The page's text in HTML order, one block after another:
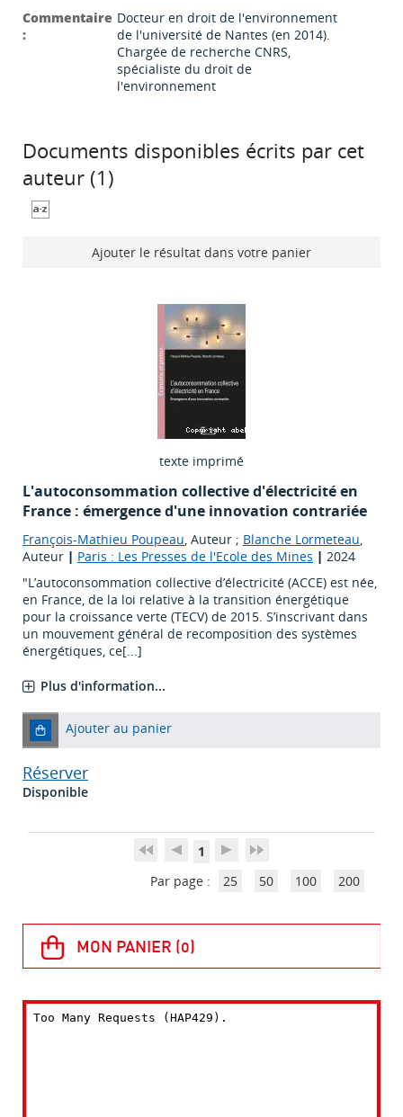
Commentaire
:
Docteur en droit de l'environnement
de l'université de Nantes (en 2014).
Chargée de recherche CNRS,
spécialiste du droit de
l'environnement
Documents disponibles écrits par cet
auteur (1 )
Ajouter le résultat dans votre panier
texte imprimé
L'autoconsommation collective d'électricité en
France : émergence d'une innovation contrariée
François-Mathieu Poupeau, Auteur ; Blanche Lormeteau,
Auteur | Paris : Les Presses de l'Ecole des Mines | 2024
"L’autoconsommation collective d’électricité (ACCE) est née,
en France, de la loi relative à la transition énergétique
pour la croissance verte (TECV) de 2015. S’inscrivant dans
un mouvement général de recomposition des systèmes
énergétiques, ce[...]
Plus d'information...
Ajouter au panier
Réserver
Disponible
1
Par page :
25 50 100 200